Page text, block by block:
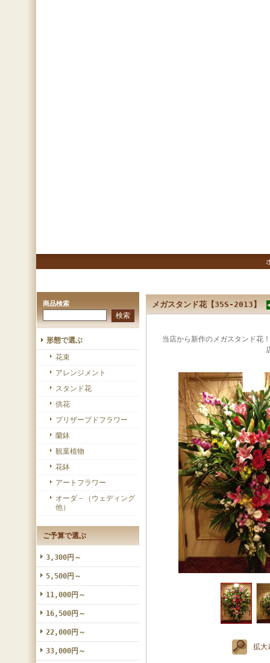
商品検索
形態で選ぶ
花束
アレンジメント
スタンド花
供花
プリザーブドフラワー
蘭鉢
観葉植物
花鉢
アートフラワー
オーダ－（ウェディング
他）
ご予算で選ぶ
3,300円～
5,500円～
11,000円～
16,500円～
22,000円～
33,000円～
メガスタンド花【35S-2013】
当店から新作のメガスタンド花
拡大